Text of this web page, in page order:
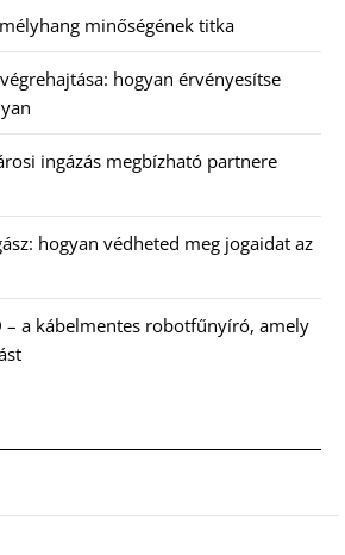
minőségének titka
hogyan érvényesítse
ingázás megbízható partnere
hogyan védheted meg jogaidat az
– a kábelmentes robotfűnyíró, amely